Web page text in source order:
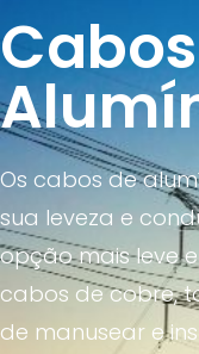
Os cabos de
sua leveza e
opção mais leve
cabos de cobre,
de manusear e